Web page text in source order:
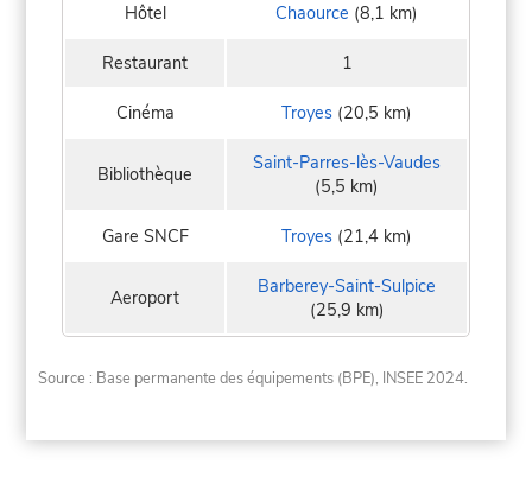
Hôtel Chaource (8,1 km)
Restaurant 1
Cinéma Troyes (20,5 km)
Bibliothèque
Saint-Parres-lès-Vaudes
(5,5 km)
Gare SNCF Troyes (21,4 km)
Aeroport
Barberey-Saint-Sulpice
(25,9 km)
Source : Base permanente des équipements (BPE), INSEE 2024.